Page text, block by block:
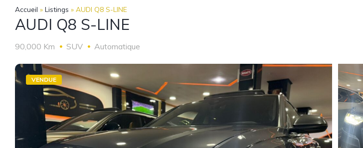
Accueil » Listings » AUDI Q8 S-LINE
AUDI Q8 S-LINE
90,000 Km SUV Automatique
VENDUE
VENDUE